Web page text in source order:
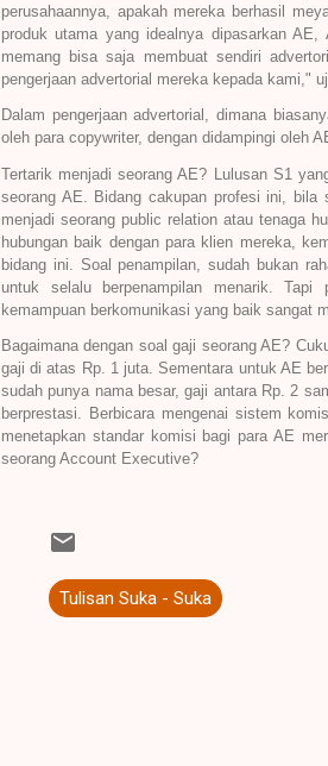
perusahaannya, apakah mereka berhasil
produk utama yang idealnya dipasarkan
memang bisa saja membuat sendiri
pengerjaan advertorial mereka kepada kami,"
Dalam pengerjaan advertorial, dimana
oleh para copywriter, dengan didampingi oleh
Tertarik menjadi seorang AE? Lulusan S1
seorang AE. Bidang cakupan profesi ini,
menjadi seorang public relation atau tenaga
hubungan baik dengan para klien mereka,
bidang ini. Soal penampilan, sudah bukan
untuk selalu berpenampilan menarik. Tapi
kemampuan berkomunikasi yang baik sangat
Bagaimana dengan soal gaji seorang AE?
gaji di atas Rp. 1 juta. Sementara untuk AE
sudah punya nama besar, gaji antara Rp. 2
berprestasi. Berbicara mengenai sistem
menetapkan standar komisi bagi para AE
seorang Account Executive?
Tulisan Suka - Suka